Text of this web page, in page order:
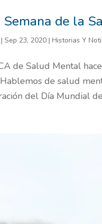
de la
|Sep 23, 2020 |Historias Y
de Salud Mental
de salud
del Día Mundial